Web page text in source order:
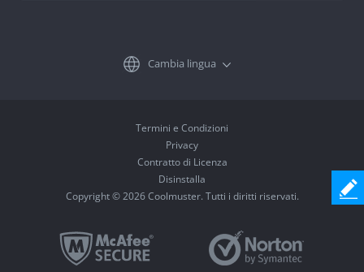
Cambia lingua
Termini e Condizioni
Privacy
Contratto di Licenza
Disinstalla
Copyright © 2026 Coolmuster. Tutti i diritti riservati.